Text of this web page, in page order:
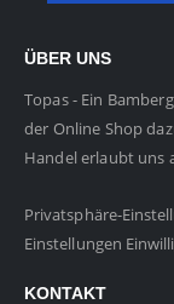
ÜBER UNS
Topas - Ein
der Online Shop
Handel erlaubt uns
Privatsphäre-
Einstellungen
KONTAKT